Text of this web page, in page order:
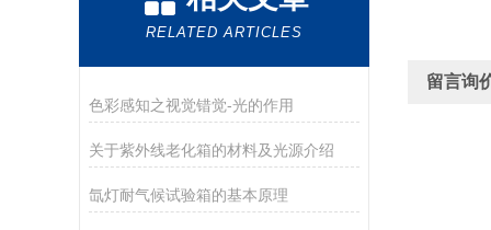
RELATED ARTICLES
色彩感知之视觉错觉-光的作用
关于紫外线老化箱的材料及光源介绍
氙灯耐气候试验箱的基本原理
留言询